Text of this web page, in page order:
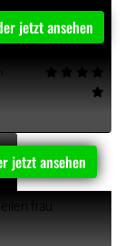
jetzt ansehen
jetzt ansehen
frau